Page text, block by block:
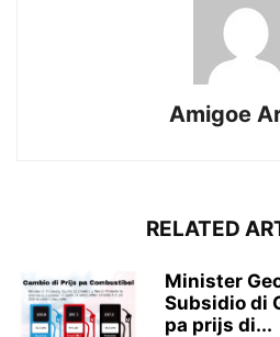
Amigoe
RELATED
Minister
Subsidio di
pa prijs di...